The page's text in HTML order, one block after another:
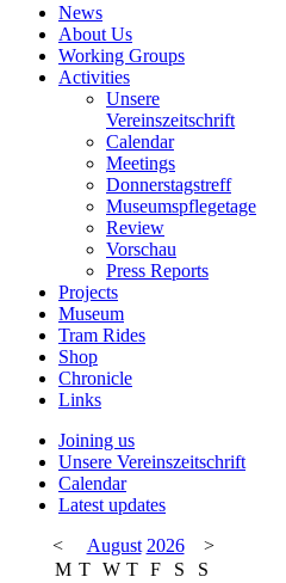
News
About Us
Working Groups
Activities
Unsere
Vereinszeitschrift
Calendar
Meetings
Donnerstagstreff
Museumspflegetage
Review
Vorschau
Press Reports
Projects
Museum
Tram Rides
Shop
Chronicle
Links
Joining us
Unsere Vereinszeitschrift
Calendar
Latest updates
<
August 2026
>
M T W T F S
S